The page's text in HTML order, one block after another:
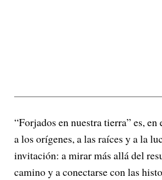
“Forjados en nuestra tierra” es,
a los orígenes, a las raíces y a la
invitación: a mirar más allá del
camino y a conectarse con las